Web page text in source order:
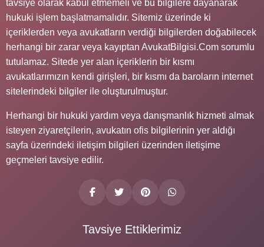
tavsiye olarak kabul etmemeli ve bu bilgilere dayanarak
hukuki işlem başlatmamalıdır. Sitemiz üzerinde ki
içeriklerden veya avukatların verdiği bilgilerden doğabilecek
herhangi bir zarar veya kayıptan AvukatBilgisi.Com sorumlu
tutulamaz. Sitede yer alan içeriklerin bir kısmı
avukatlarımızın kendi girişleri, bir kısmı da baroların internet
sitelerindeki bilgiler ile oluşturulmuştur.
Herhangi bir hukuki yardım veya danışmanlık hizmeti almak
isteyen ziyaretçilerin, avukatın ofis bilgilerinin yer aldığı
sayfa üzerindeki iletişim bilgileri üzerinden iletişime
geçmeleri tavsiye edilir.
Tavsiye Ettiklerimiz